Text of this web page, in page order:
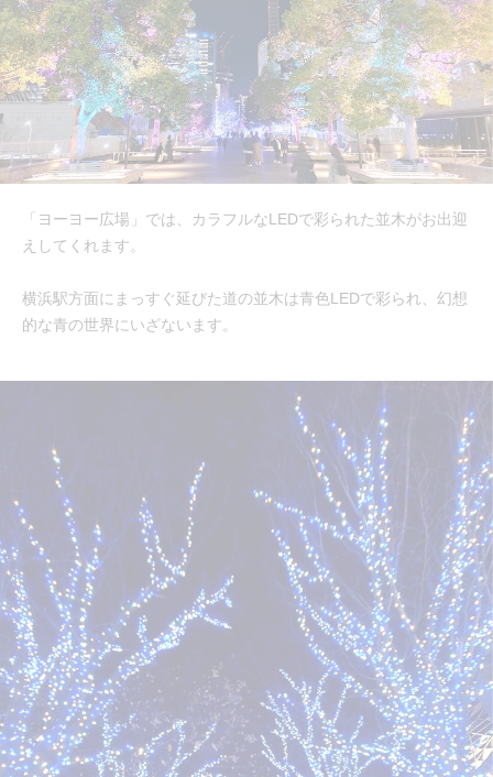
「ヨーヨー広場」では、カラフルなLEDで彩られた並木がお出迎
えしてくれます。
横浜駅方面にまっすぐ延びた道の並木は青色LEDで彩られ、幻想
的な青の世界にいざないます。